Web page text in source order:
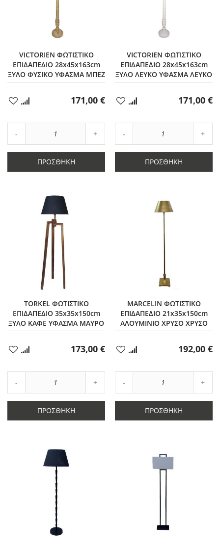
VICTORIEN ΦΩΤΙΣΤΙΚΟ
ΕΠΙΔΑΠΕΔΙΟ 28x45x163cm
ΞΥΛΟ ΦΥΣΙΚΟ ΥΦΑΣΜΑ ΜΠΕΖ
Προσθήκη
171,00 €
Μείωση
ποσότητας
Αύξηση
ποσότητας
κατά
ΠΡΟΣΘΉΚΗ
VICTORIEN ΦΩΤΙΣΤΙΚΟ
ΕΠΙΔΑΠΕΔΙΟ 28x45x163cm
ΞΥΛΟ ΛΕΥΚΟ ΥΦΑΣΜΑ ΛΕΥΚΟ
Προσθήκη
171,00 €
Μείωση
ποσότητας
κατά
ΠΡΟΣΘΉΚΗ
TORKEL ΦΩΤΙΣΤΙΚΟ
ΕΠΙΔΑΠΕΔΙΟ 35x35x150cm
ΞΥΛΟ ΚΑΦΕ ΥΦΑΣΜΑ ΜΑΥΡΟ
Προσθήκη
173,00 €
Μείωση
ποσότητας
Αύξηση
ποσότητας
κατά
ΠΡΟΣΘΉΚΗ
MARCELIN ΦΩΤΙΣΤΙΚΟ
ΕΠΙΔΑΠΕΔΙΟ 21x35x150cm
ΑΛΟΥΜΙΝΙΟ ΧΡΥΣΟ ΧΡΥΣΟ
Προσθήκη
192,00 €
Μείωση
ποσότητας
κατά
ΠΡΟΣΘΉΚΗ